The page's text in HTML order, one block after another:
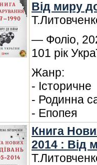
Від миру
— Фоліо,
101 рік
Жанр:
- Історичне
- Родинна
- Епопея
Книга
2014 : Від